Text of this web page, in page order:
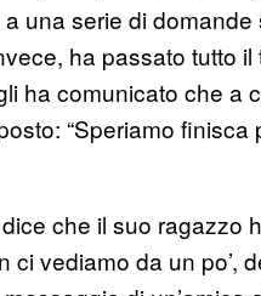
una serie di
ha passato tutto
ha comunicato che a
“Speriamo
che il suo ragazzo
ci vediamo da un po’,